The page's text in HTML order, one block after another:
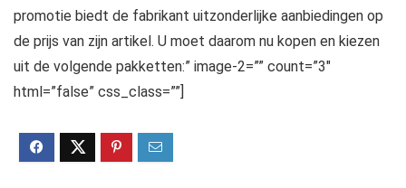
promotie biedt de fabrikant uitzonderlijke aanbiedingen op
de prijs van zijn artikel. U moet daarom nu kopen en kiezen
uit de volgende pakketten:” image-2=”” count=”3″
html=”false” css_class=””]